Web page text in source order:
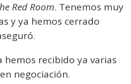
Red Room. Tenemos muy
y ya hemos cerrado
hemos recibido ya varias
negociación.